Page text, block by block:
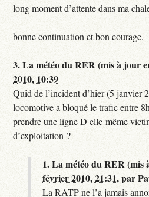
long moment d’attente dans ma
bonne continuation et bon courage.
3.La météo du RER (mis à jour
2010, 10:39
Quid de l’incident d’hier (5 janvier
locomotive a bloqué le trafic entre
prendre une ligne D elle-même
d’exploitation ?
1.La météo du RER (mis
février 2010, 21:31,par
La RATP ne l’a jamais